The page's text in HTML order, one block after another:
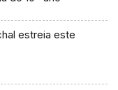
estreia este